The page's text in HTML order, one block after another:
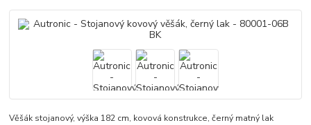
Věšák stojanový, výška 182 cm, kovová konstrukce, černý matný lak